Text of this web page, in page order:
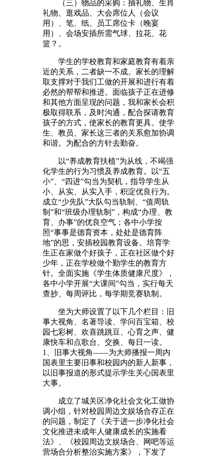
（三）物品的采购：抽礼物、生肖
礼物、逛戏品、大会席位人（会议
用）、笔、纸、员工席位卡（晚宴
用）、会场安插所需气球、拉花、花
篮？。
学生的学校教育和家庭教育有着亲
近的关系，二者缺一不成。家长的理解
取支撑对于我们工做的开展和进行有着
必然的帮帮和推进。面临孩子正在进修
和其他方面呈现的问题，我和家长会积
极取得联系，及时沟通，配合探请教育
孩子的方式，使家长的教育更具。使学
生、教员、家长这三者的关系愈加协调
和谐。为配合的方针去勤奋。
以“养成教育扶植”为从线，不竭强
化学生的行为习惯及养成教育。以“五
小”、“四进”勾当为契机，指导学生从
小、从实、从实入手，积淀优良行为。
成立“少先队”大队勾当轨制、“值周轨
制”和“班级办理轨制”，构成“办理、教
育、办事”的优良空气；各中小学按
照“事事是德育资本，处处是德育阵
地”的思，安插校园教育设备。培育学
生正在家做个好孩子，正在社区做个好
少年，正在学校做个勤学生的教育方
针。全面实施《学生体质健康尺度》，
各中小学开展“大课间”勾当，实行每天
查抄、每周评比，每学期竞赛轨制。
坐为大师设置了以下几个栏目：旧
事大视角、名著导读、学问百宝箱、校
园七彩树、欢喜跳跳豆、心育之声、健
康快车和点歌台、交换、每日一读。
1、旧事大视角——为大师播报一周内
国表里主要旧事和校园内的新人新事，
以旧事报道的形式提示学生关心国表里
大事。
成立了城关区净化社会文化工做协
调小组，针对校园周边文娱场合存正在
的问题，制定了《关于进一步净化社会
文化推进未成年人健康成长的实施看
法》、《校园周边文娱场合、网吧等运
营场合分析整治实施方案》，下发了